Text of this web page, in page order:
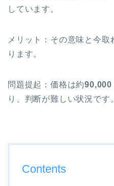
しています。
メリット：その意味と今
ります。
問題提起：価格は約90,000
り、判断が難しい状況です。
Contents